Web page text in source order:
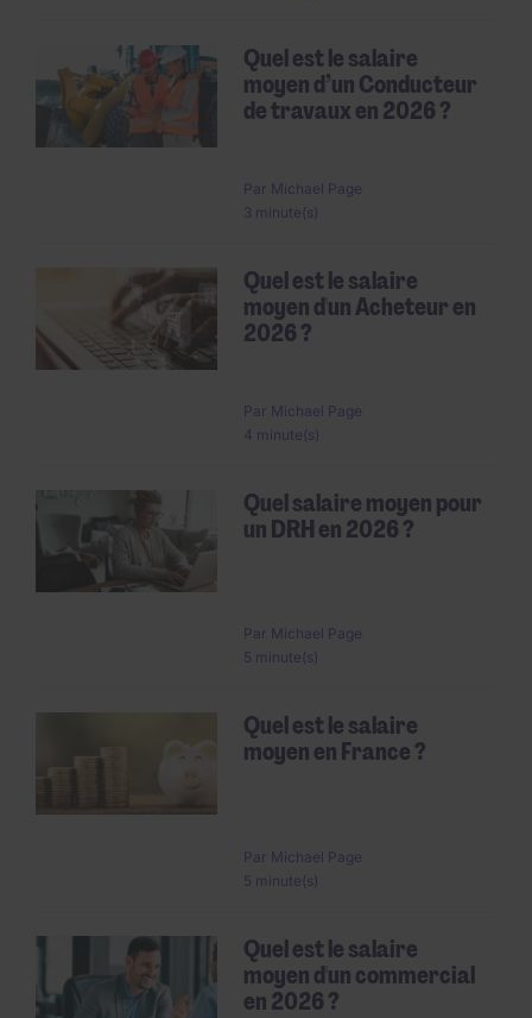
Quel est le salaire
moyen d’un Conducteur
de travaux en 2026 ?
Par Michael Page
3 minute(s)
Quel est le salaire
moyen d'un Acheteur en
2026 ?
Par Michael Page
4 minute(s)
Quel salaire moyen pour
un DRH en 2026 ?
Par Michael Page
5 minute(s)
Quel est le salaire
moyen en France ?
Par Michael Page
5 minute(s)
Quel est le salaire
moyen d'un commercial
en 2026 ?